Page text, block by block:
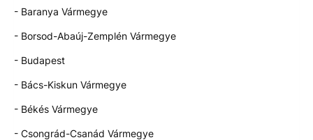
- Baranya Vármegye
- Borsod-Abaúj-Zemplén Vármegye
- Budapest
- Bács-Kiskun Vármegye
- Békés Vármegye
- Csongrád-Csanád Vármegye